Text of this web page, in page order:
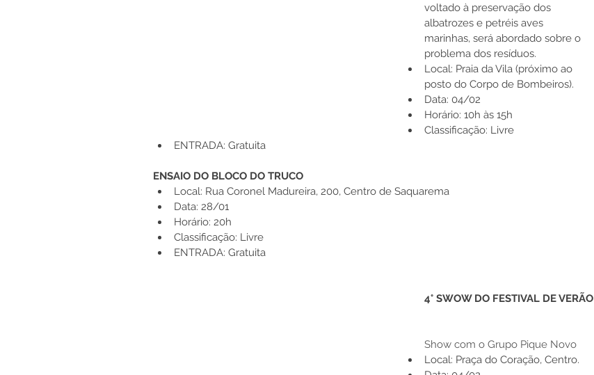
voltado à preservação dos
albatrozes e petréis aves
marinhas, será abordado sobre o
problema dos resíduos.
Local: Praia da Vila (próximo ao
posto do Corpo de Bombeiros).
Data: 04/02
Horário: 10h às 15h
Classificação: Livre
ENTRADA: Gratuita
ENSAIO DO BLOCO DO TRUCO
Local: Rua Coronel Madureira, 200, Centro de Saquarema
Data: 28/01
Horário: 20h
Classificação: Livre
ENTRADA: Gratuita
4° SWOW DO FESTIVAL DE VERÃO
Show com o Grupo Pique Novo
Local: Praça do Coração, Centro.